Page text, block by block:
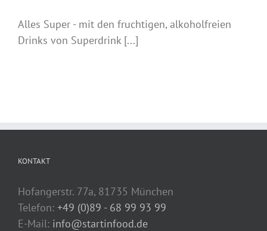
Alles Super - mit den fruchtigen, alkoholfreien
Drinks von Superdrink [...]
KONTAKT
Hofangerstr. 77a, 81735 München
Telefon: +49 (0)89 - 68 99 93 99
E-Mail: info@startinfood.de